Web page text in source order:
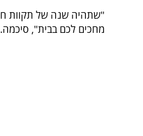
"שתהיה שנה של תקוות
מחכים לכם בבית", סיכמה.